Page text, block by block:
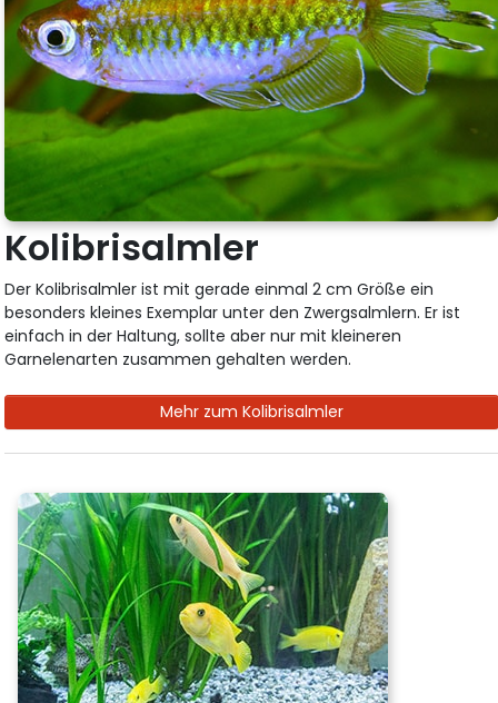
Kolibrisalmler
Der Kolibrisalmler ist mit gerade einmal 2 cm Größe ein
besonders kleines Exemplar unter den Zwergsalmlern. Er ist
einfach in der Haltung, sollte aber nur mit kleineren
Garnelenarten zusammen gehalten werden.
Mehr zum Kolibrisalmler